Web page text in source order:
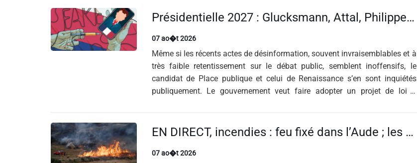
Présidentielle 2027 : Glucksmann, Attal, Philippe… les ingérences russes s’invitent dans la campagne
07 ao�t 2026
Même si les récents actes de désinformation, souvent invraisemblables et à
très faible retentissement sur le débat public, semblent inoffensifs, le
candidat de Place publique et celui de Renaissance s’en sont inquiétés
publiquement. Le gouvernement veut faire adopter un projet de loi à
EN DIRECT, incendies : feu fixé dans l’Aude ; les pompiers luttent toujours dans le Var et dans la Drôme alors que les deux départements sont en vigilance orange canicule
07 ao�t 2026